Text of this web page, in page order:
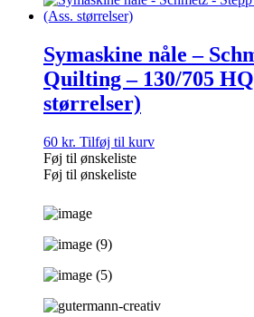
Symaskine nåle –
Quilting – 130/705
størrelser)
60 kr. Tilføj til kurv
Føj til ønskeliste
Føj til ønskeliste